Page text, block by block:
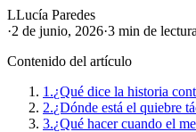
LLucía Paredes
·2 de junio, 2026·3 min de lectura
Contenido del artículo
1.¿Qué dice la historia
2.¿Dónde está el quiebre
3.¿Qué hacer cuando el